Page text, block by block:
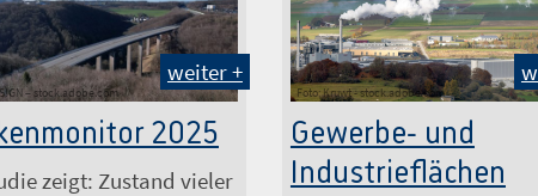
– stock.adobe.com
weiter +
2025
zeigt: Zustand vieler
Foto: Kruwt - stock.adobe.com
Gewerbe- und
Industrieflächen